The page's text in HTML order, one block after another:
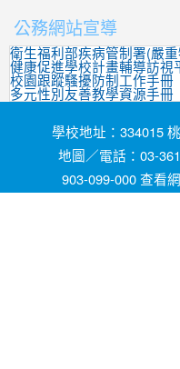
公務網站宣導
衛生福利部疾病管制署(嚴
健康促進學校計畫輔導訪視
校園跟蹤騷擾防制工作手冊
多元性別友善教學資源手冊
學校地址：334015
地圖／電話：03-
903-099-000 查看